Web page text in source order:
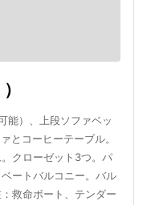
能）、上段ソファベッ
とコーヒーテーブル。
クローゼット3つ。パ
ートバルコニー。バル
救命ボート、テンダー